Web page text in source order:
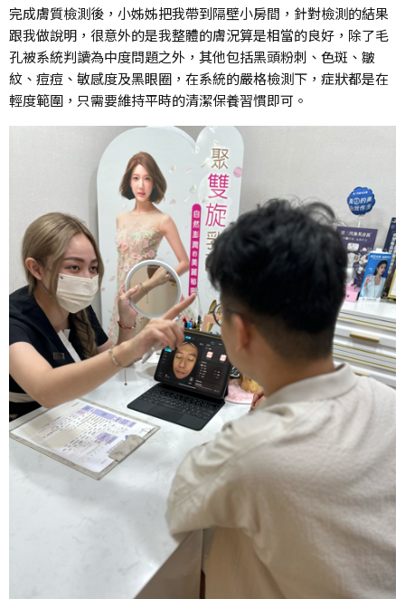
完成膚質檢測後，小姊姊把我帶到隔壁小房間，針對檢測的結果
跟我做說明，很意外的是我整體的膚況算是相當的良好，除了毛
孔被系統判讀為中度問題之外，其他包括黑頭粉刺、色斑、皺
紋、痘痘、敏感度及黑眼圈，在系統的嚴格檢測下，症狀都是在
輕度範圍，只需要維持平時的清潔保養習慣即可。